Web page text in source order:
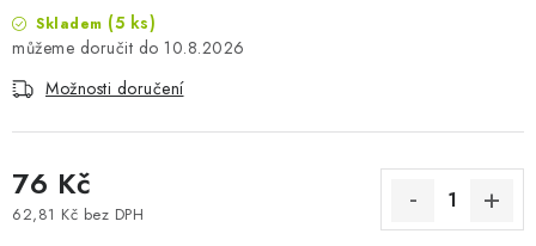
Skladem (5 ks)
10.8.2026
Možnosti doručení
76 Kč
62,81 Kč bez DPH